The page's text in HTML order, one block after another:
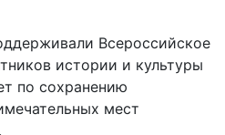
Всероссийское
истории и культуры
по сохранению
мест